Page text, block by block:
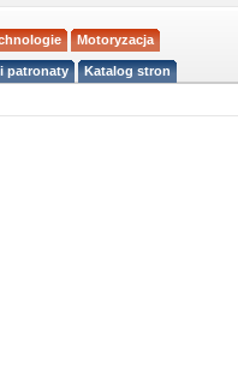
Motoryzacja
patronaty Katalog stron